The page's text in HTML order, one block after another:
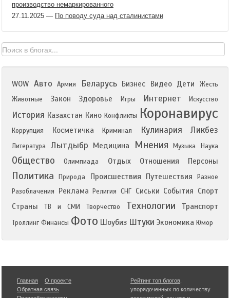
производство немаркированного
27.11.2025 — По поводу суда над сталинистами
WOW Авто Армия Беларусь Бизнес Видео Дети
Жесть
Животные
Закон Здоровье Игры Интернет Искусство
История Казахстан Кино Конфликты Коронавирус
Коррупция Косметичка Криминал Кулинария Ликбез
Литература Лытдыбр Медицина Мнения Музыка Наука
Общество Олимпиада Отдых Отношения Персоны
Политика Природа Происшествия Путешествия
Разное
Разоблачения
Реклама Религия СНГ Сиськи События Спорт
Страны
ТВ и СМИ Творчество Технологии Транспорт
Троллинг Финансы Фото Шоубиз Штуки Экономика Юмор
Главная
О проекте
Обратная связь
Рейтинг топ блогов
упорядоченных по количеству